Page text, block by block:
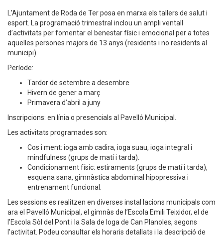
L’Ajuntament de Roda de Ter posa en marxa els tallers de salut i
esport. La programació trimestral inclou un ampli ventall
d’activitats per fomentar el benestar físic i emocional per a totes
aquelles persones majors de 13 anys (residents i no residents al
municipi).
Període:
Tardor de setembre a desembre
Hivern de gener a març
Primavera d’abril a juny
Inscripcions: en línia o presencials al Pavelló Municipal.
Les activitats programades son:
Cos i ment: ioga amb cadira, ioga suau, ioga integral i
mindfulness (grups de matí i tarda).
Condicionament físic: estiraments (grups de matí i tarda),
esquena sana, gimnàstica abdominal hipopressiva i
entrenament funcional.
Les sessions es realitzen en diverses instal·lacions municipals com
ara el Pavelló Municipal, el gimnàs de l’Escola Emili Teixidor, el de
l’Escola Sòl del Pont i la Sala de Ioga de Can Planoles, segons
l’activitat. Podeu consultar els horaris detallats i la descripció de